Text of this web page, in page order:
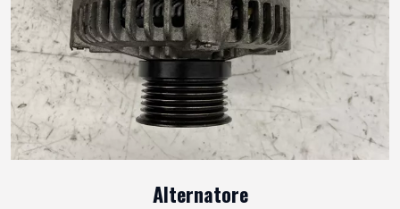
Alternatore